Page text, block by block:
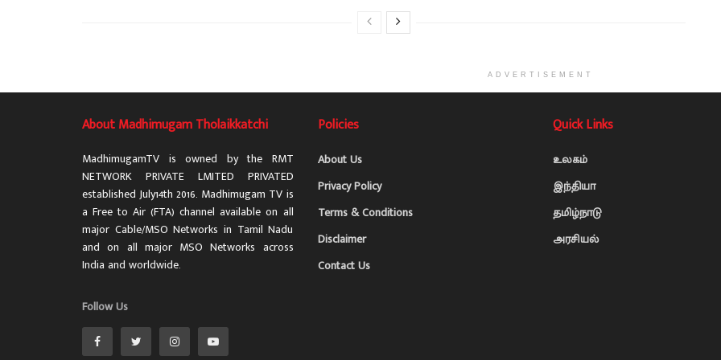
ADVERTISEMENT
About Madhimugam Tholaikkatchi
MadhimugamTV is owned by the RMT
NETWORK PRIVATE LMITED PRIVATED
established July14th 2016. Madhimugam TV is
a Free to Air (FTA) channel available on all
major Cable/MSO Networks in Tamil Nadu
and on all major MSO Networks across
India and worldwide.
Follow Us
Policies
About Us
Privacy Policy
Terms & Conditions
Disclaimer
Contact Us
Quick Links
உலகம்
இந்தியா
தமிழ்நாடு
அரசியல்